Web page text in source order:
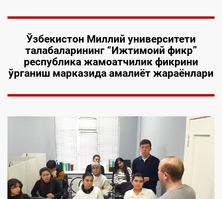
Ўзбекистон Миллий университети
талабаларининг “Ижтимоий фикр”
республика жамоатчилик фикрини
ўрганиш марказида амалиёт жараёнлари